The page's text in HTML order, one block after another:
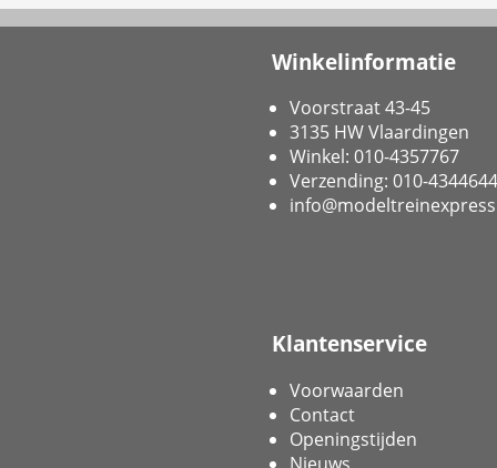
Winkelinformatie
Voorstraat 43-45
3135 HW Vlaardingen
Winkel: 010-4357767
Verzending: 010-4344644
Klantenservice
Voorwaarden
Contact
Openingstijden